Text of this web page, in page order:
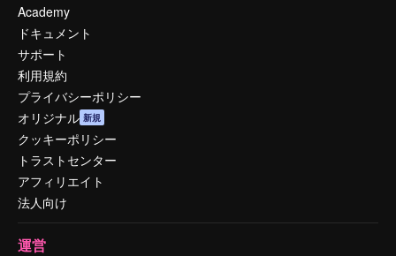
Academy
ドキュメント
サポート
利用規約
プライバシーポリシー
オリジナル 新規
クッキーポリシー
トラストセンター
アフィリエイト
法人向け
運営